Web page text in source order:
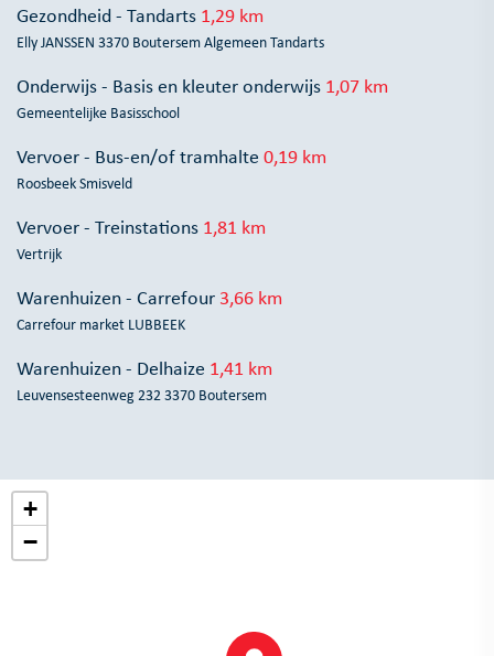
Gezondheid - Tandarts 1,29 km
Elly JANSSEN 3370 Boutersem Algemeen Tandarts
Onderwijs - Basis en kleuter onderwijs 1,07 km
Gemeentelijke Basisschool
Vervoer - Bus-en/of tramhalte 0,19 km
Roosbeek Smisveld
Vervoer - Treinstations 1,81 km
Vertrijk
Warenhuizen - Carrefour 3,66 km
Carrefour market LUBBEEK
Warenhuizen - Delhaize 1,41 km
Leuvensesteenweg 232 3370 Boutersem
+
−